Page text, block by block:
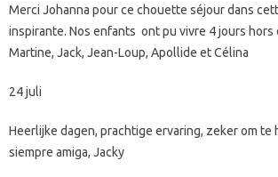
Merci Johanna pour ce chouette séjour dans
inspirante. Nos enfants ont pu vivre 4 jours hors
Martine, Jack, Jean-Loup, Apollide et Célina
24 juli
Heerlijke dagen, prachtige ervaring, zeker om te
siempre amiga, Jacky